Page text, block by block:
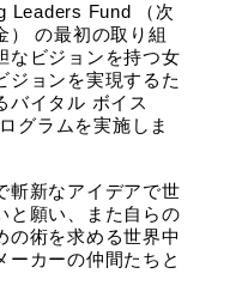
Leaders Fund （次
） の最初の取り組
なビジョンを持つ女
ジョンを実現するた
バイタル ボイス
グラムを実施しま
斬新なアイデアで世
と願い、また自らの
の術を求める世界中
ーカーの仲間たちと